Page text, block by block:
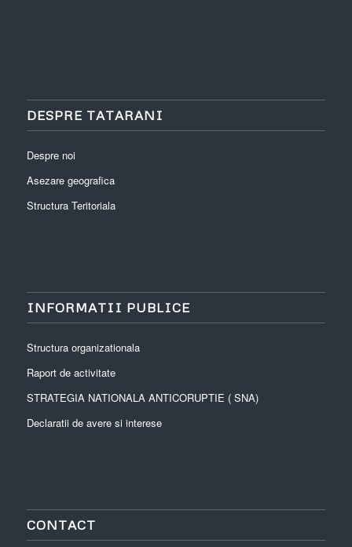
DESPRE TATARANI
Despre noi
Asezare geografica
Structura Teritoriala
INFORMATII PUBLICE
Structura organizationala
Raport de activitate
STRATEGIA NATIONALA ANTICORUPTIE ( SNA)
Declaratii de avere si interese
CONTACT